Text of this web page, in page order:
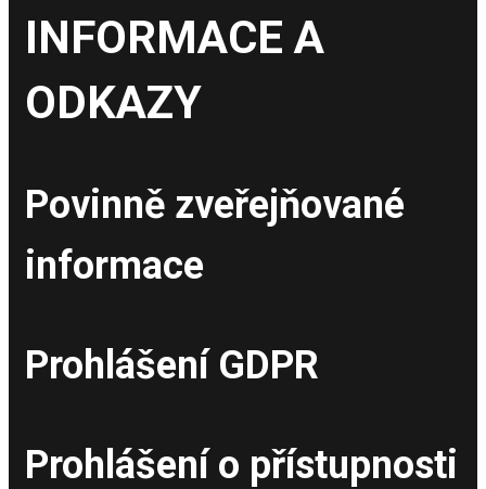
INFORMACE A
ODKAZY
Povinně zveřejňované
informace
Prohlášení GDPR
Prohlášení o přístupnosti